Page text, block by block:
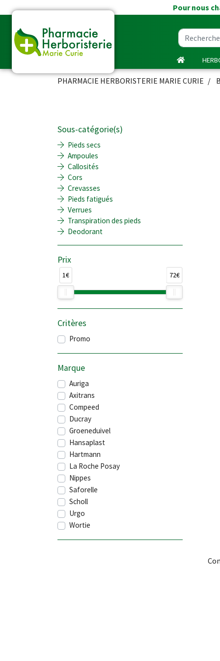
Pour nous
PHARMACIE HERBORISTERIE MARIE CURIE
Sous-catégorie(s)
Pieds secs
Ampoules
Callosités
Cors
Crevasses
Pieds fatigués
Verrues
Transpiration des pieds
Deodorant
Prix
1€ 72€
Critères
Promo
Marque
Auriga
Axitrans
Compeed
Ducray
Groeneduivel
Hansaplast
Hartmann
La Roche Posay
Nippes
Saforelle
Scholl
Urgo
Wortie